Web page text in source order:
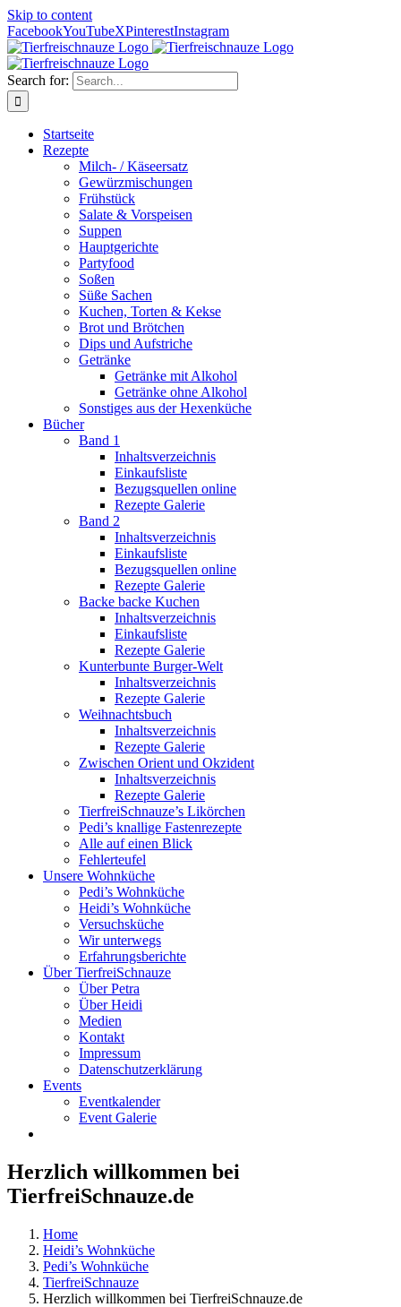
Skip to content
FacebookYouTubeXPinterestInstagram
Search for:
Startseite
Rezepte
Milch- / Käseersatz
Gewürzmischungen
Frühstück
Salate & Vorspeisen
Suppen
Hauptgerichte
Partyfood
Soßen
Süße Sachen
Kuchen, Torten & Kekse
Brot und Brötchen
Dips und Aufstriche
Getränke
Getränke mit Alkohol
Getränke ohne Alkohol
Sonstiges aus der Hexenküche
Bücher
Band 1
Inhaltsverzeichnis
Einkaufsliste
Bezugsquellen online
Rezepte Galerie
Band 2
Inhaltsverzeichnis
Einkaufsliste
Bezugsquellen online
Rezepte Galerie
Backe backe Kuchen
Inhaltsverzeichnis
Einkaufsliste
Rezepte Galerie
Kunterbunte Burger-Welt
Inhaltsverzeichnis
Rezepte Galerie
Weihnachtsbuch
Inhaltsverzeichnis
Rezepte Galerie
Zwischen Orient und Okzident
Inhaltsverzeichnis
Rezepte Galerie
TierfreiSchnauze’s Likörchen
Pedi’s knallige Fastenrezepte
Alle auf einen Blick
Fehlerteufel
Unsere Wohnküche
Pedi’s Wohnküche
Heidi’s Wohnküche
Versuchsküche
Wir unterwegs
Erfahrungsberichte
Über TierfreiSchnauze
Über Petra
Über Heidi
Medien
Kontakt
Impressum
Datenschutzerklärung
Events
Eventkalender
Event Galerie
Herzlich willkommen bei
TierfreiSchnauze.de
Home
Heidi’s Wohnküche
Pedi’s Wohnküche
TierfreiSchnauze
Herzlich willkommen bei TierfreiSchnauze.de